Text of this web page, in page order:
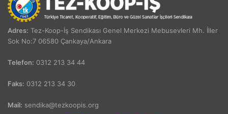
Adres: Tez-Koop-İş Sendikası Genel Merkezi Mebusevleri Mh. İller
Sok No:7 06580 Çankaya/Ankara
Telefon: 0312 213 34 44
Faks: 0312 213 34 30
Mail: sendika@tezkoopis.org